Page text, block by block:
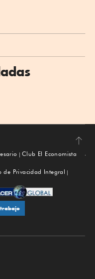
Subir
Club El Economista
de Privacidad Integral